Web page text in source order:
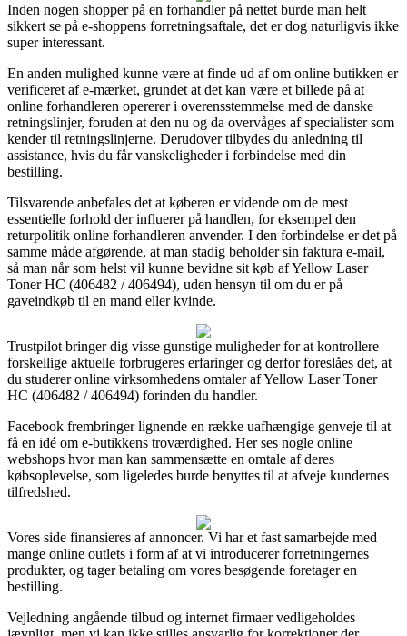
Inden nogen shopper på en forhandler på nettet burde man helt
sikkert se på e-shoppens forretningsaftale, det er dog naturligvis ikke
super interessant.
En anden mulighed kunne være at finde ud af om online butikken er
verificeret af e-mærket, grundet at det kan være et billede på at
online forhandleren opererer i overensstemmelse med de danske
retningslinjer, foruden at den nu og da overvåges af specialister som
kender til retningslinjerne. Derudover tilbydes du anledning til
assistance, hvis du får vanskeligheder i forbindelse med din
bestilling.
Tilsvarende anbefales det at køberen er vidende om de mest
essentielle forhold der influerer på handlen, for eksempel den
returpolitik online forhandleren anvender. I den forbindelse er det på
samme måde afgørende, at man stadig beholder sin faktura e-mail,
så man når som helst vil kunne bevidne sit køb af Yellow Laser
Toner HC (406482 / 406494), uden hensyn til om du er på
gaveindkøb til en mand eller kvinde.
Trustpilot bringer dig visse gunstige muligheder for at kontrollere
forskellige aktuelle forbrugeres erfaringer og derfor foreslåes det, at
du studerer online virksomhedens omtaler af Yellow Laser Toner
HC (406482 / 406494) forinden du handler.
Facebook frembringer lignende en række uafhængige genveje til at
få en idé om e-butikkens troværdighed. Her ses nogle online
webshops hvor man kan sammensætte en omtale af deres
købsoplevelse, som ligeledes burde benyttes til at afveje kundernes
tilfredshed.
Vores side finansieres af annoncer. Vi har et fast samarbejde med
mange online outlets i form af at vi introducerer forretningernes
produkter, og tager betaling om vores besøgende foretager en
bestilling.
Vejledning angående tilbud og internet firmaer vedligeholdes